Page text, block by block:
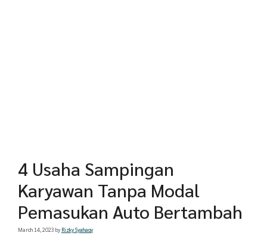
4 Usaha Sampingan
Karyawan Tanpa Modal
Pemasukan Auto Bertambah
March 14, 2023 by Rizky Syahaqy